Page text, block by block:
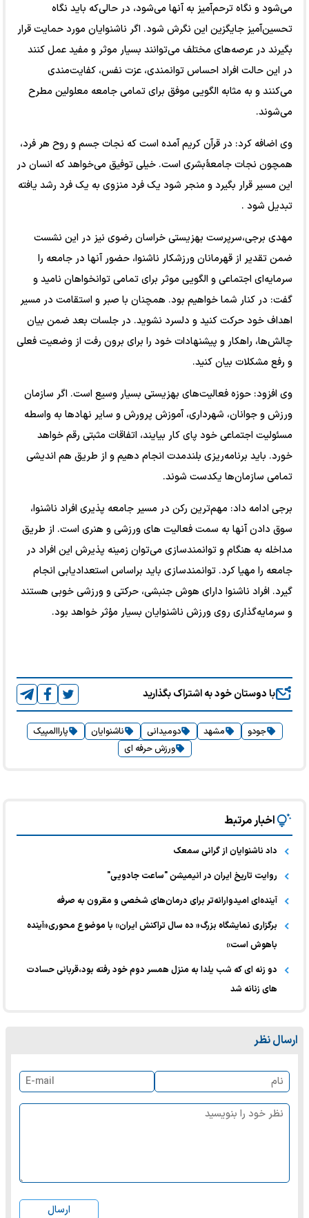
می‌شود و نگاه ترحم‌آمیز به آنها می‌شود، در حالی‌که باید نگاه
تحسین‌آمیز جایگزین این نگرش شود. اگر ناشنوایان مورد حمایت قرار
بگیرند در عرصه‌های مختلف می‌توانند بسیار موثر و مفید عمل کنند
در این حالت افراد احساس توانمندی، عزت نفس، کفایت‌مندی
می‌کنند و به مثابه الگویی موفق برای تمامی جامعه معلولین مطرح
می‌شوند.
وی اضافه کرد: در قرآن کریم آمده است که نجات جسم و روح هر فرد،
همچون نجات جامعۀبشری است. خیلی توفیق می‌خواهد که انسان در
این مسیر قرار بگیرد و منجر شود یک فرد منزوی به یک فرد رشد یافته
تبدیل شود .
مهدی برجی،سرپرست بهزیستی خراسان رضوی نیز در این نشست
ضمن تقدیر از قهرمانان ورزشکار ناشنوا، حضور آنها در جامعه را
سرمایه‌ای اجتماعی و الگویی موثر برای تمامی توانخواهان نامید و
گفت: در کنار شما خواهیم بود. همچنان با صبر و استقامت در مسیر
اهداف خود حرکت کنید و دلسرد نشوید. در جلسات بعد ضمن بیان
چالش‌ها، راهکار و پیشنهادات خود را برای برون رفت از وضعیت فعلی
و رفع مشکلات بیان کنید.
وی افزود: حوزه فعالیت‌‎های بهزیستی بسیار وسیع است. اگر سازمان
ورزش و جوانان، شهرداری، آموزش پرورش و سایر نهادها به واسطه
مسئولیت اجتماعی خود پای کار بیایند، اتفاقات مثبتی رقم خواهد
خورد. باید برنامه‌ریزی بلندمدت انجام دهیم و از طریق هم اندیشی
تمامی سازمان‌ها یکدست شوند.
برجی ادامه داد: مهم‌ترین رکن در مسیر جامعه پذیری افراد ناشنوا،
سوق دادن آنها به سمت فعالیت های ورزشی و هنری است. از طریق
مداخله به هنگام و توانمندسازی می‌توان زمینه پذیرش این افراد در
جامعه را مهیا کرد. توانمندسازی باید براساس استعدادیابی انجام
گیرد. افراد ناشنوا دارای هوش جنبشی، حرکتی و ورزشی خوبی هستند
و سرمایه‌گذاری روی ورزش ناشنوایان بسیار مؤثر خواهد بود.
با دوستان خود به اشتراک بگذارید
جودو مشهد دومیدانی ناشنوایان
پاراالمپیک
ورزش حرفه ای
اخبار مرتبط
داد ناشنوایان از گرانی سمعک
روایت تاریخ ایران در انیمیشن "ساعت جادویی"
آینده‌ای امیدوارانه‌تر برای درمان‌های شخصی و مقرون به صرفه
برگزاری نمایشگاه بزرگ« ده سال تراکنش ایران» با موضوع محوری«آینده
باهوش است»
دو زنه ای که شب یلدا به منزل همسر دوم خود رفته بود،قربانی حسادت
های زنانه شد
ارسال نظر
ارسال